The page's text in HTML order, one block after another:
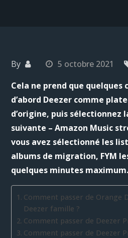
By 5 octobre 2021
Cela ne prend que quelques
d’abord Deezer comme
d’origine, puis sélectionnez
suivante – Amazon Music
vous avez sélectionné les
albums de migration, FYM
quelques minutes maximum.
Comment passer de Orange
Deezer famille ?
Comment passer de Deezer
Comment passer de Deezer